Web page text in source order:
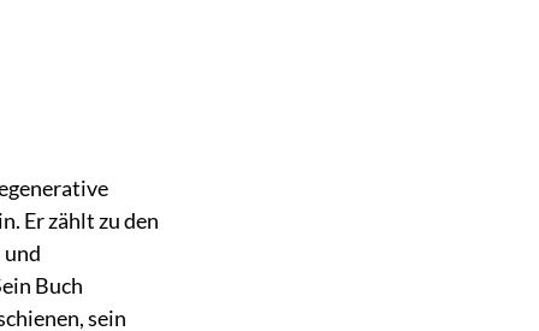
Er zählt zu den
und
Buch
sein